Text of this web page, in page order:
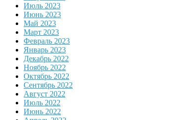
Июль 2023
Июнь 2023
Май 2023
Март 2023
Февраль 2023
Январь 2023
Декабрь 2022
Ноябрь 2022
Октябрь 2022
Сентябрь 2022
Август 2022
Июль 2022
Июнь 2022